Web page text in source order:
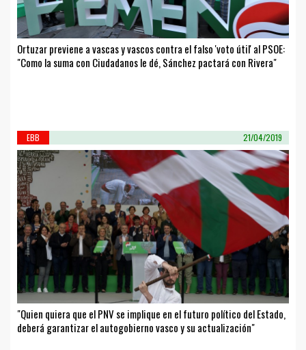
Ortuzar previene a vascas y vascos contra el falso 'voto útil' al PSOE:
"Como la suma con Ciudadanos le dé, Sánchez pactará con Rivera"
EBB 21/04/2019
"Quien quiera que el PNV se implique en el futuro político del Estado,
deberá garantizar el autogobierno vasco y su actualización"